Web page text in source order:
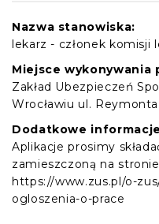
Nazwa stanowiska:
lekarz - członek komisji
Miejsce wykonywania
Zakład Ubezpieczeń
Wrocławiu ul.
Dodatkowe
Aplikacje prosimy
zamieszczoną na
https://www.zus.pl/o-
ogloszenia-o-prace